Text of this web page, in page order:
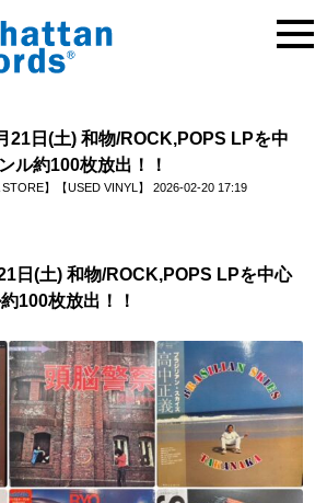
21日(土) 和物/ROCK,POPS LPを中
ル約100枚放出！！
STORE】 【USED VINYL】 2026-02-20 17:19
日(土) 和物/ROCK,POPS LPを中心
100枚放出！！